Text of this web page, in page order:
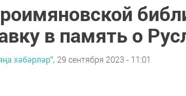
в память о
хәбәрләр", 29 сентября 2023 - 11:01